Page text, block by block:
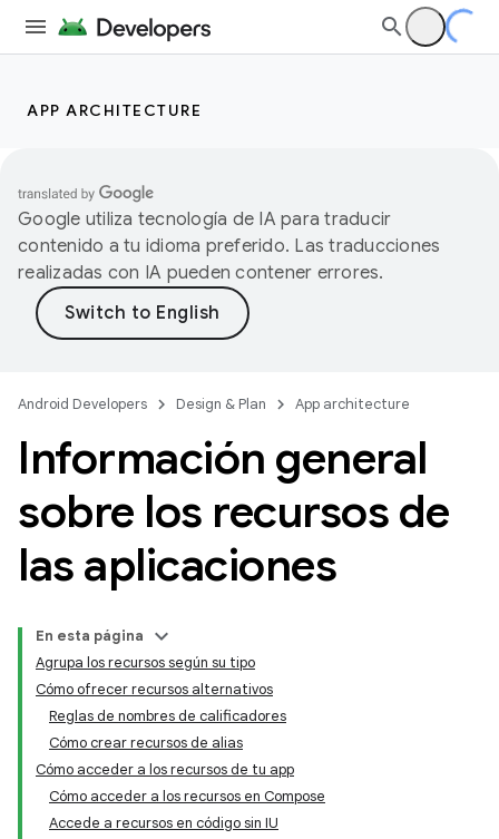
APP ARCHITECTURE
Google utiliza tecnología de IA para traducir
contenido a tu idioma preferido. Las traducciones
realizadas con IA pueden contener errores.
Android Developers Design & Plan App architecture
Información general
sobre los recursos de
las aplicaciones
En esta página
Agrupa los recursos según su tipo
Cómo ofrecer recursos alternativos
Reglas de nombres de calificadores
Cómo crear recursos de alias
Cómo acceder a los recursos de tu app
Cómo acceder a los recursos en Compose
Accede a recursos en código sin IU